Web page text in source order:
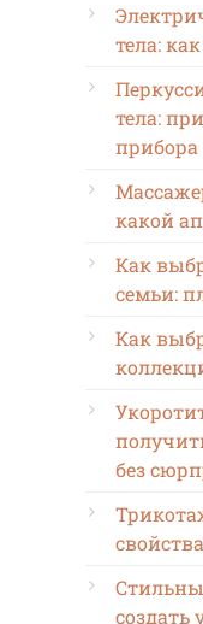
тела:
тела:
прибора
какой
Как
семьи:
Как
без
создать